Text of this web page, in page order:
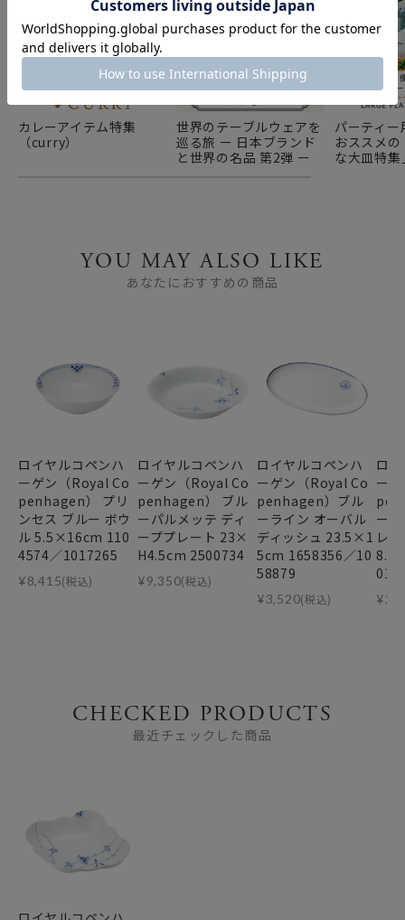
カレーアイテム特集
（curry）
世界のテーブルウェアを
巡る旅 ー 日本ブランド
と世界の名品 第2弾 ー
パーティ
おススメ
な大皿特集
YOU MAY ALSO LIKE
あなたにおすすめの商品
ロイヤルコペンハ
ーゲン（Royal Co
penhagen） プリ
ンセス ブルー ボウ
ル 5.5×16cm 110
4574／1017265
¥8,415(税込)
ロイヤルコペンハ
ーゲン（Royal Co
penhagen） ブル
ーパルメッテ ディ
ーププレート 23×
H4.5cm 2500734
¥9,350(税込)
ロイヤルコペンハ
ーゲン（Royal Co
penhagen）ブル
ーライン オーバル
ディッシュ 23.5×1
5cm 1658356／10
58879
¥3,520(税込)
ロ
ー
ー
レ
¥
CHECKED PRODUCTS
最近チェックした商品